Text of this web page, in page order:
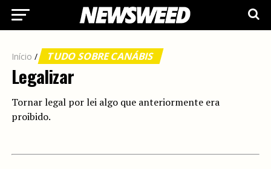
Início / TUDO SOBRE CANÁBIS
Legalizar
Tornar legal por lei algo que anteriormente era
proibido.